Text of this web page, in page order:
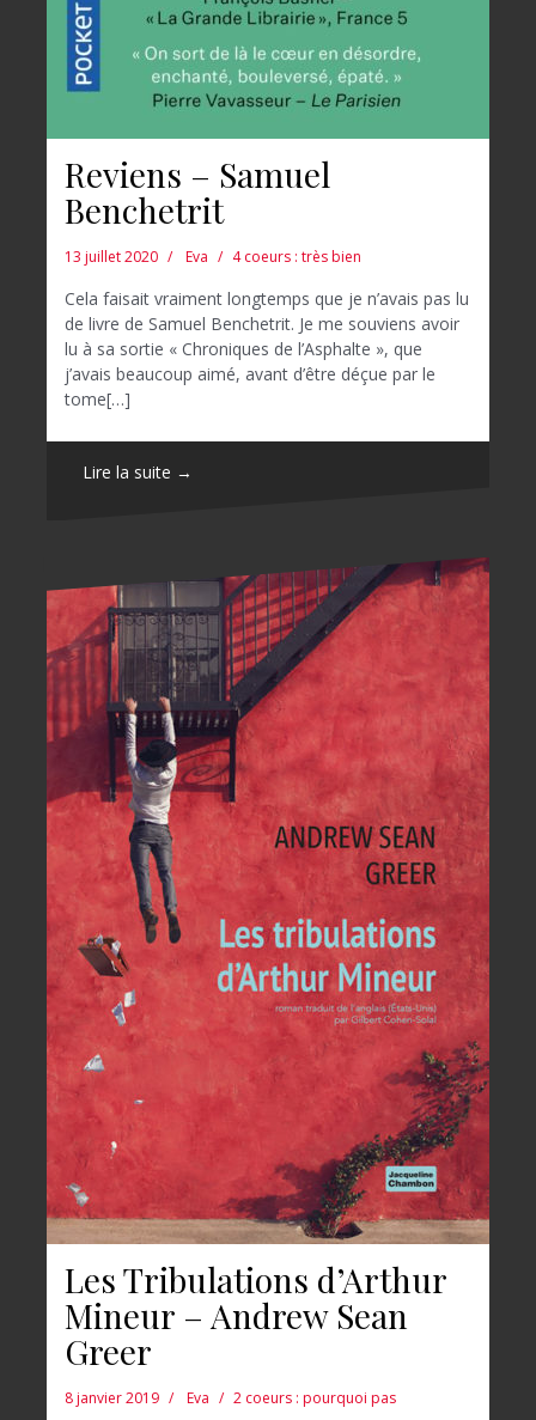
Reviens – Samuel
Benchetrit
13 juillet 2020 Eva 4 coeurs : très bien
Cela faisait vraiment longtemps que je n’avais pas lu
de livre de Samuel Benchetrit. Je me souviens avoir
lu à sa sortie « Chroniques de l’Asphalte », que
j’avais beaucoup aimé, avant d’être déçue par le
tome[…]
Lire la suite →
Les Tribulations d’Arthur
Mineur – Andrew Sean
Greer
8 janvier 2019 Eva 2 coeurs : pourquoi pas